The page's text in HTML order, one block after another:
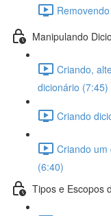
Manipulando
Criando,
dicionário (7:45)
Criando
Criando um
(6:40)
Tipos e Escopos